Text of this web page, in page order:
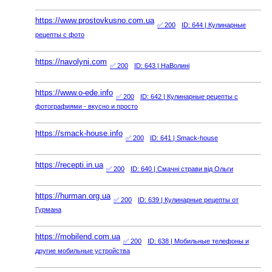
https://www.prostovkusno.com.ua ✅ 200 ID: 644 | Кулинарные
рецепты с фото
https://navolyni.com ✅ 200 ID: 643 | НаВолині
https://www.o-ede.info ✅ 200 ID: 642 | Кулинарные рецепты с
фотографиями - вкусно и просто
https://smack-house.info ✅ 200 ID: 641 | Smack-house
https://recepti.in.ua ✅ 200 ID: 640 | Смачні страви від Ольги
https://hurman.org.ua ✅ 200 ID: 639 | Кулинарные рецепты от
Гурмана
https://mobilend.com.ua ✅ 200 ID: 638 | Мобильные телефоны и
другие мобильные устройства